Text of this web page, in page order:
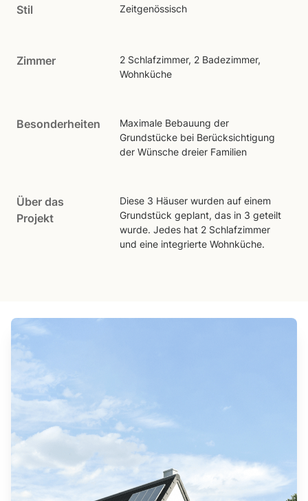
Stil Zeitgenössisch
Zimmer
2 Schlafzimmer, 2 Badezimmer,
Wohnküche
Besonderheiten
Maximale Bebauung der
Grundstücke bei Berücksichtigung
der Wünsche dreier Familien
Über das
Projekt
Diese 3 Häuser wurden auf einem
Grundstück geplant, das in 3 geteilt
wurde. Jedes hat 2 Schlafzimmer
und eine integrierte Wohnküche.